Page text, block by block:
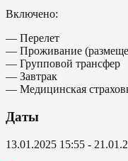
Включено:
— Перелет
— Проживание
— Групповой трансфер
— Завтрак
— Медицинская
Даты
13.01.2025 15:55 -